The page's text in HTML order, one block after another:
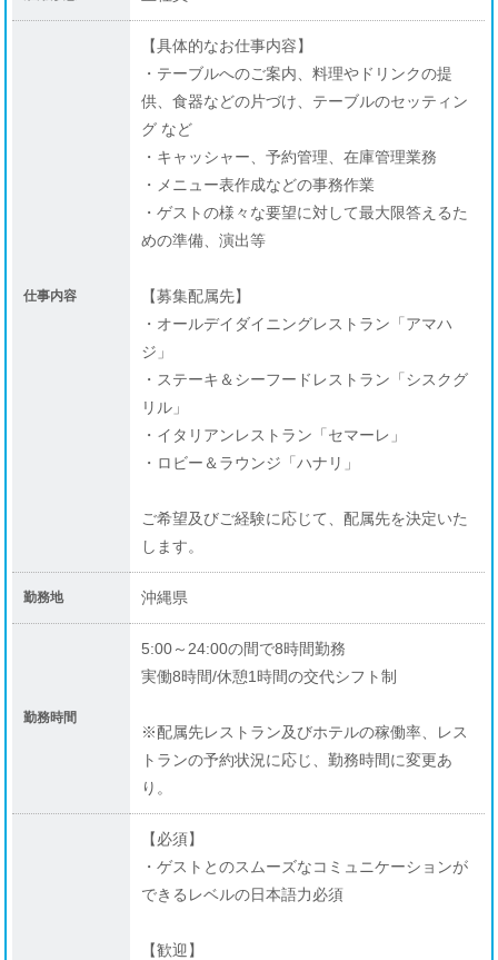
仕事内容
【具体的なお仕事内容】
・テーブルへのご案内、料理やドリンクの提
供、食器などの片づけ、テーブルのセッティン
グ など
・キャッシャー、予約管理、在庫管理業務
・メニュー表作成などの事務作業
・ゲストの様々な要望に対して最大限答えるた
めの準備、演出等
【募集配属先】
・オールデイダイニングレストラン「アマハ
ジ」
・ステーキ＆シーフードレストラン「シスクグ
リル」
・イタリアンレストラン「セマーレ」
・ロビー＆ラウンジ「ハナリ」
ご希望及びご経験に応じて、配属先を決定いた
します。
勤務地 沖縄県
勤務時間
5:00～24:00の間で8時間勤務
実働8時間/休憩1時間の交代シフト制
※配属先レストラン及びホテルの稼働率、レス
トランの予約状況に応じ、勤務時間に変更あ
り。
【必須】
・ゲストとのスムーズなコミュニケーションが
できるレベルの日本語力必須
【歓迎】
【新卒】ファイナンス幹部候補
パート・アルバイト採用
プライバシーポリシー